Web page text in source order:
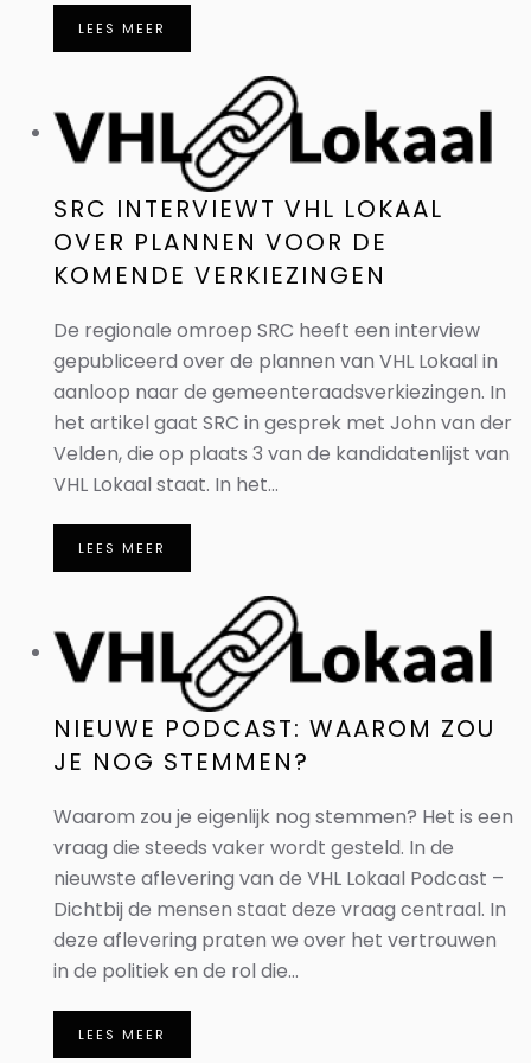
LEES MEER
SRC INTERVIEWT VHL LOKAAL
OVER PLANNEN VOOR DE
KOMENDE VERKIEZINGEN
De regionale omroep SRC heeft een interview
gepubliceerd over de plannen van VHL Lokaal in
aanloop naar de gemeenteraadsverkiezingen. In
het artikel gaat SRC in gesprek met John van der
Velden, die op plaats 3 van de kandidatenlijst van
VHL Lokaal staat. In het...
LEES MEER
NIEUWE PODCAST: WAAROM ZOU
JE NOG STEMMEN?
Waarom zou je eigenlijk nog stemmen? Het is een
vraag die steeds vaker wordt gesteld. In de
nieuwste aflevering van de VHL Lokaal Podcast –
Dichtbij de mensen staat deze vraag centraal. In
deze aflevering praten we over het vertrouwen
in de politiek en de rol die...
LEES MEER